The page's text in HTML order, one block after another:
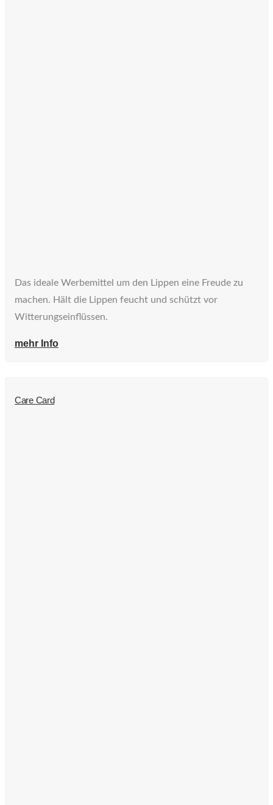
Das ideale Werbemittel um den Lippen eine Freude zu
machen. Hält die Lippen feucht und schützt vor
Witterungseinflüssen.
mehr Info
Care Card